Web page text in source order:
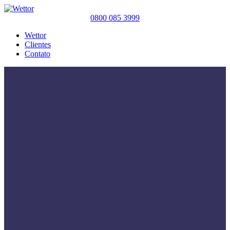
0800 085 3999
Wettor
Clientes
Contato